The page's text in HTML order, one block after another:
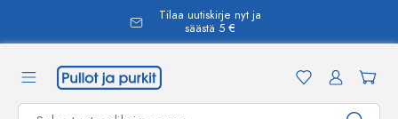
Tilaa uutiskirje nyt ja
säästä 5 €